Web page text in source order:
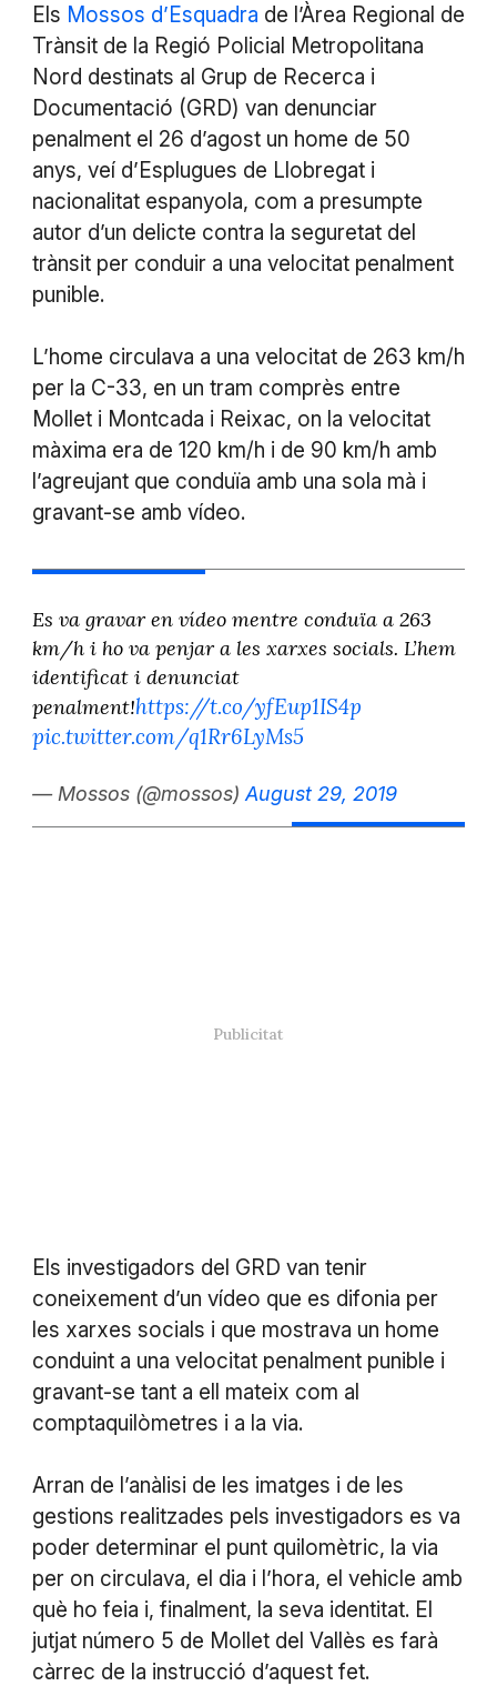
Els Mossos d’Esquadra de l’Àrea Regional de
Trànsit de la Regió Policial Metropolitana
Nord destinats al Grup de Recerca i
Documentació (GRD) van denunciar
penalment el 26 d’agost un home de 50
anys, veí d’Esplugues de Llobregat i
nacionalitat espanyola, com a presumpte
autor d’un delicte contra la seguretat del
trànsit per conduir a una velocitat penalment
punible.
L’home circulava a una velocitat de 263 km/h
per la C-33, en un tram comprès entre
Mollet i Montcada i Reixac, on la velocitat
màxima era de 120 km/h i de 90 km/h amb
l’agreujant que conduïa amb una sola mà i
gravant-se amb vídeo.
Es va gravar en vídeo mentre conduïa a 263
km/h i ho va penjar a les xarxes socials. L’hem
identificat i denunciat
penalment!https://t.co/yfEup1IS4p
pic.twitter.com/q1Rr6LyMs5
— Mossos (@mossos) August 29, 2019
Els investigadors del GRD van tenir
coneixement d’un vídeo que es difonia per
les xarxes socials i que mostrava un home
conduint a una velocitat penalment punible i
gravant-se tant a ell mateix com al
comptaquilòmetres i a la via.
Arran de l’anàlisi de les imatges i de les
gestions realitzades pels investigadors es va
poder determinar el punt quilomètric, la via
per on circulava, el dia i l’hora, el vehicle amb
què ho feia i, finalment, la seva identitat. El
jutjat número 5 de Mollet del Vallès es farà
càrrec de la instrucció d’aquest fet.